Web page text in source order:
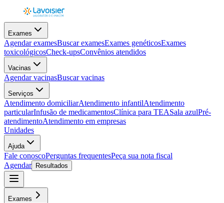
Exames
Agendar examesBuscar examesExames genéticosExames
toxicológicosCheck-upsConvênios atendidos
Vacinas
Agendar vacinasBuscar vacinas
Serviços
Atendimento domiciliarAtendimento infantilAtendimento
particularInfusão de medicamentosClínica para TEASala azulPré-
atendimentoAtendimento em empresas
Unidades
Ajuda
Fale conoscoPerguntas frequentesPeça sua nota fiscal
Agendar
Resultados
Exames